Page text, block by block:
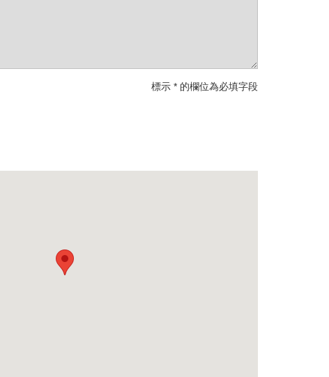
標示 * 的欄位為必填字段